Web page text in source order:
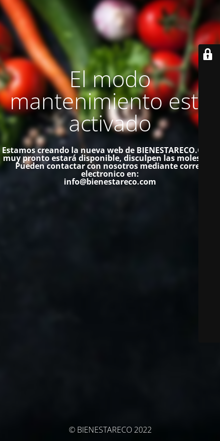
El modo
mantenimiento está
activado
Estamos creando la nueva web de BIENESTARECO.COM,
muy pronto estará disponible, disculpen las molestias.
Pueden contactar con nosotros mediante correo
electronico en:
info@bienestareco.com
© BIENESTARECO 2022